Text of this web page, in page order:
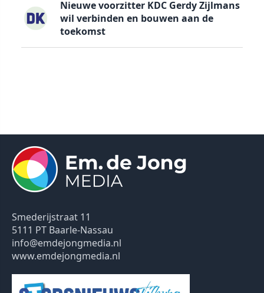
Nieuwe voorzitter KDC Gerdy Zijlmans
wil verbinden en bouwen aan de
toekomst
Smederijstraat 11
5111 PT Baarle-Nassau
info@emdejongmedia.nl
www.emdejongmedia.nl